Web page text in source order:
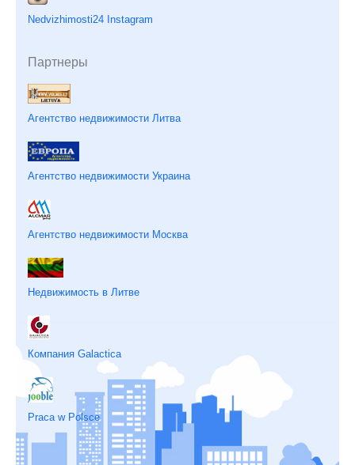
Nedvizhimosti24 Instagram
Партнеры
Агентство недвижимости Литва
Агентство недвижимости Украина
Агентство недвижимости Москва
Недвижимость в Литве
Компания Galactica
Praca w Polsce